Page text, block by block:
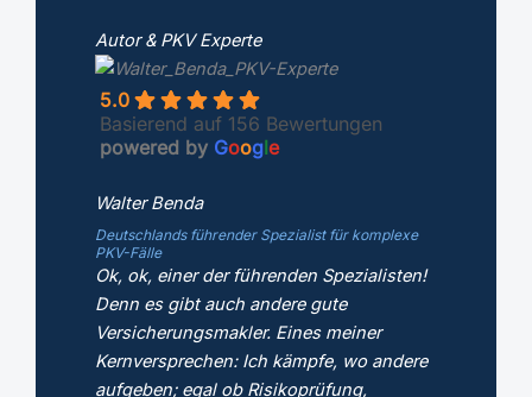
Autor & PKV Experte
5.0
Basierend auf 156 Bewertungen
powered by Google
Walter Benda
Deutschlands führender Spezialist für komplexe
PKV-Fälle
Ok, ok, einer der führenden Spezialisten!
Denn es gibt auch andere gute
Versicherungsmakler. Eines meiner
Kernversprechen: Ich kämpfe, wo andere
aufgeben; egal ob Risikoprüfung,